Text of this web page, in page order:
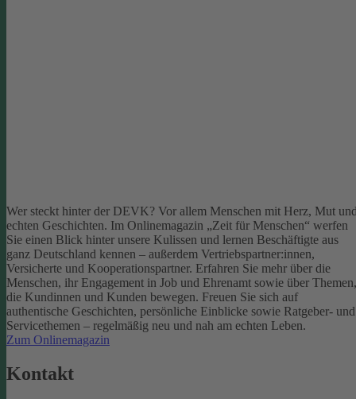
Wer steckt hinter der DEVK? Vor allem Menschen mit Herz, Mut
echten Geschichten. Im Onlinemagazin „Zeit für Menschen“ werfen
Sie einen Blick hinter unsere Kulissen und lernen Beschäftigte aus
ganz Deutschland kennen – außerdem Vertriebspartner:innen,
Versicherte und Kooperationspartner. Erfahren Sie mehr über die
Menschen, ihr Engagement in Job und Ehrenamt sowie über Themen,
die Kundinnen und Kunden bewegen. Freuen Sie sich auf
authentische Geschichten, persönliche Einblicke sowie Ratgeber- und
Servicethemen – regelmäßig neu und nah am echten Leben.
Zum Onlinemagazin
Kontakt